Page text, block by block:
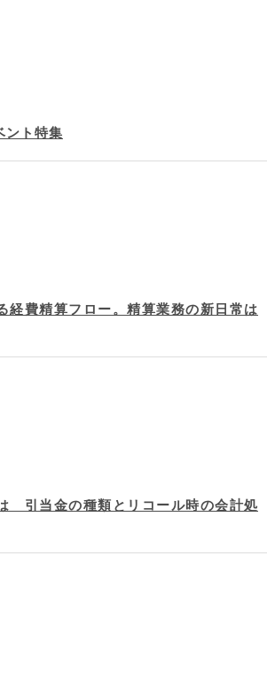
ント特集
経費精算フロー。精算業務の新日常は
引当金の種類とリコール時の会計処